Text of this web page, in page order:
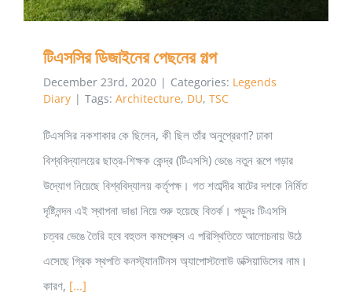
টিএসসির ডিজাইনের পেছনের গল্প
December 23rd, 2020 | Categories: Legends
Diary | Tags: Architecture, DU, TSC
টিএসসির নকশাকার কে ছিলেন, কী ছিল তাঁর অনুপ্রেরণা? ঢাকা
বিশ্ববিদ্যালয়ের ছাত্র-শিক্ষক কেন্দ্র (টিএসসি) ভেঙে নতুন রূপে গড়ার
উদ্যোগ নিয়েছে বিশ্ববিদ্যালয় কর্তৃপক্ষ। গত শতাব্দীর ষাটের দশকে নির্মিত
দৃষ্টিনন্দন এই স্থাপনা ভাঙা নিয়ে শুরু হয়েছে বিতর্ক। পড়ুনঃ টিএসসি
চত্বর ভেঙে তৈরি হবে বহুতল কমপ্লেক্স এ পরিস্থিতিতে আলোচনায় উঠে
এসেছে গ্রিক স্থপতি কনস্ট্যানটিনস অ্যাপোস্টলোউ ডক্সিয়াডিসের নাম।
কারণ, [...]